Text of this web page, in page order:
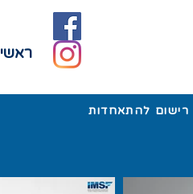
ראשי
רישום להתאחדות